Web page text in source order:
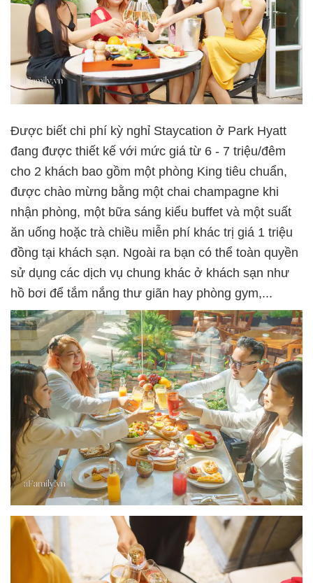
Được biết chi phí kỳ nghỉ Staycation ở Park Hyatt
đang được thiết kế với mức giá từ 6 - 7 triệu/đêm
cho 2 khách bao gồm một phòng King tiêu chuẩn,
được chào mừng bằng một chai champagne khi
nhận phòng, một bữa sáng kiểu buffet và một suất
ăn uống hoặc trà chiều miễn phí khác trị giá 1 triệu
đồng tại khách sạn. Ngoài ra bạn có thể toàn quyền
sử dụng các dịch vụ chung khác ở khách sạn như
hồ bơi để tắm nắng thư giãn hay phòng gym,...